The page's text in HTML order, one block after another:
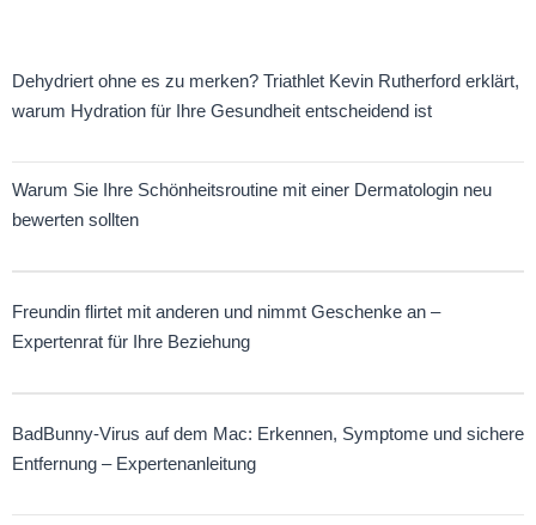
Dehydriert ohne es zu merken? Triathlet Kevin Rutherford erklärt,
warum Hydration für Ihre Gesundheit entscheidend ist
Warum Sie Ihre Schönheitsroutine mit einer Dermatologin neu
bewerten sollten
Freundin flirtet mit anderen und nimmt Geschenke an –
Expertenrat für Ihre Beziehung
BadBunny-Virus auf dem Mac: Erkennen, Symptome und sichere
Entfernung – Expertenanleitung